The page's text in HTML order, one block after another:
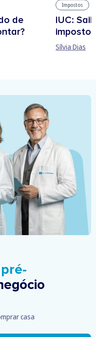
de
Impostos
IUC:
imposto
Sílvia Dias
casa